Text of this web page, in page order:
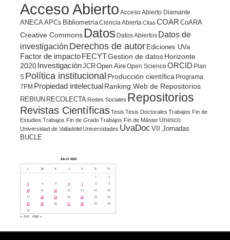
Acceso Abierto Acceso Abierto Diamante
ANECAAPCs BibliometríaCiencia Abierta Citas COAR CoARA
Creative Commons Datos Datos Abiertos Datos de
investigación Derechos de autor Ediciones UVa
Factor de impacto FECYTGestion de datosHorizonte
2020 InvestigaciónJCROpen AireOpen Science ORCID Plan
S Política institucional Producción científica Programa
7PM Propiedad intelectualRanking Web de Repositorios
REBIUN RECOLECTA Redes Sociales Repositorios
Revistas CientíficasTesis Tesis Doctorales Trabajos Fin de
Estudios Trabajos Fin de GradoTrabajos Fin de Máster Unesco
Universidad de Valladolid Universidades UvaDoc VII Jornadas
BUCLE
JULIO 2023
L M X J V S D
1
2
3
4 5 6 7 8
9
10
11 12 13 14 15
16
17
18 19 20 21 22
23
24
25 26 27 28 29
30
31
« Jun Ago »